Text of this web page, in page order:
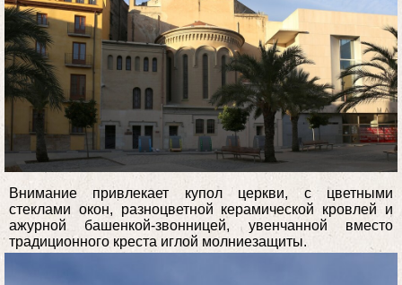
Внимание привлекает купол церкви, с цветными
стеклами окон, разноцветной керамической кровлей и
ажурной башенкой-звонницей, увенчанной вместо
традиционного креста иглой молниезащиты.